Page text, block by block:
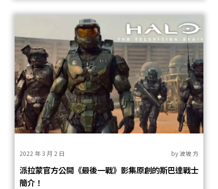
2022 年 3 月 2 日 by波坡 方
派拉蒙官方公開《最後一戰》影集原創的斯巴達戰士
簡介！